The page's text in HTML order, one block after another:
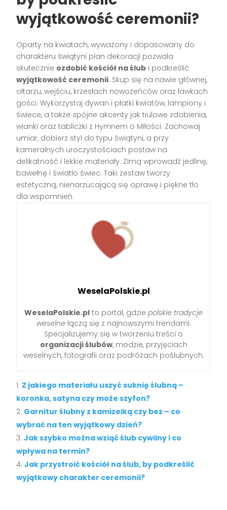
wyjątkowość ceremonii?
Oparty na kwiatach, wyważony i dopasowany do
charakteru świątyni plan dekoracji pozwala
skutecznie ozdobić kościół na ślub i podkreślić
wyjątkowość ceremonii. Skup się na nawie głównej,
ołtarzu, wejściu, krzesłach nowożeńców oraz ławkach
gości. Wykorzystaj dywan i płatki kwiatów, lampiony i
świece, a także spójne akcenty jak tiulowe zdobienia,
wianki oraz tabliczki z Hymnem o Miłości. Zachowaj
umiar, dobierz styl do typu świątyni, a przy
kameralnych uroczystościach postaw na
delikatność i lekkie materiały. Zimą wprowadź jedlinę,
bawełnę i światło świec. Taki zestaw tworzy
estetyczną, nienarzucającą się oprawę i piękne tło
dla wspomnień.
WeselaPolskie.pl
WeselaPolskie.pl to portal, gdzie polskie tradycje
weselne łączą się z najnowszymi trendami.
Specjalizujemy się w tworzeniu treści o
organizacji ślubów, modzie, przyjęciach
weselnych, fotografii oraz podróżach poślubnych.
Z jakiego materiału uszyć suknię ślubną –
koronka, satyna czy może szyfon?
Garnitur ślubny z kamizelką czy bez – co
wybrać na ten wyjątkowy dzień?
Jak szybko można wziąć ślub cywilny i co
wpływa na termin?
Jak przystroić kościół na ślub, by podkreślić
wyjątkowy charakter ceremonii?